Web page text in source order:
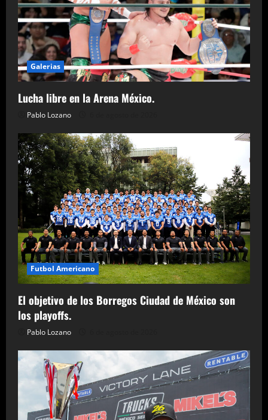
Galerias
Lucha libre en la Arena México.
Pablo Lozano
Futbol Americano
El objetivo de los Borregos Ciudad de México son
los playoffs.
Pablo Lozano